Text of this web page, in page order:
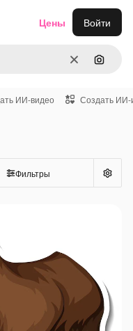
ОчиститьПоиск
Цены Войти
ИИ-видео Создать ИИ-
Фильтры